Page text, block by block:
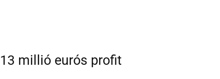
13 millió eurós profit